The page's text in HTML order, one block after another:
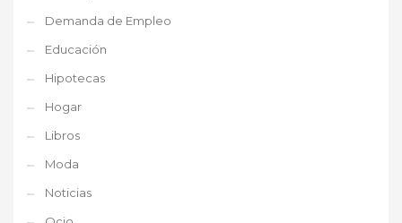
Demanda de Empleo
Educación
Hipotecas
Hogar
Libros
Moda
Noticias